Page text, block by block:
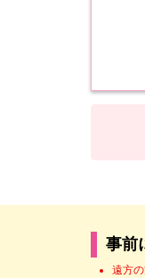
事前
遠方